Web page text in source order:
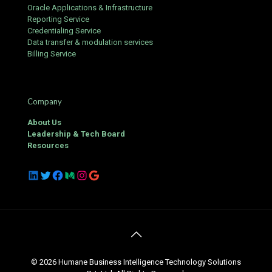
Oracle Applications & Infrastructure
Reporting Service
Credentialing Service
Data transfer & modulation services
Billing Service
Company
About Us
Leadership & Tech Board
Resources
LinkedIn
Twitter
Facebook
Medium
Instagram
Google
© 2026 Humane Business Intelligence Technology Solutions